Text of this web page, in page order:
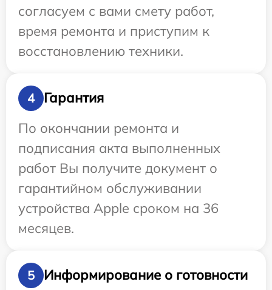
согласуем с вами смету работ,
время ремонта и приступим к
восстановлению техники.
4
Гарантия
По окончании ремонта и
подписания акта выполненных
работ Вы получите документ о
гарантийном обслуживании
устройства Apple сроком на 36
месяцев.
5 Информирование о готовности